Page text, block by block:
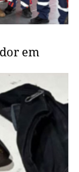
em